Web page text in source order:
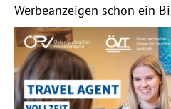
Werbeanzeigen schon ein